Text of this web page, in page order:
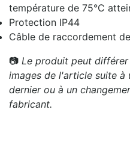
température de 75°C
Protection IP44
Câble de raccordement
📷 Le produit peut
images de l'article suite à
dernier ou à un
fabricant.